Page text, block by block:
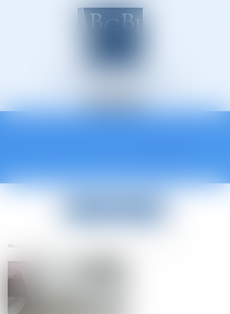
Avocats à Épinal
Vous êtes ici :